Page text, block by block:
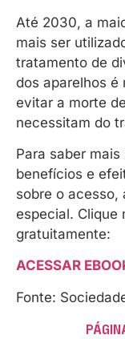
Até 2030, a
mais ser
tratamento de
dos aparelhos é
evitar a morte
necessitam do
Para saber
benefícios e
sobre o acesso,
especial. Clique
gratuitamente:
ACESSAR
Fonte: